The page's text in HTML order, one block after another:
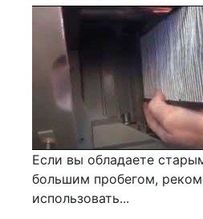
Если вы обладаете
большим пробегом,
использовать...